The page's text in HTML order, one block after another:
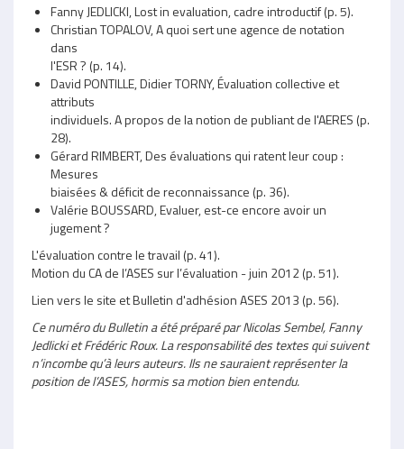
Fanny JEDLICKI, Lost in evaluation, cadre introductif (p. 5).
Christian TOPALOV, A quoi sert une agence de notation
dans
l'ESR ? (p. 14).
David PONTILLE, Didier TORNY, Évaluation collective et
attributs
individuels. A propos de la notion de publiant de l'AERES (p.
28).
Gérard RIMBERT, Des évaluations qui ratent leur coup :
Mesures
biaisées & déficit de reconnaissance (p. 36).
Valérie BOUSSARD, Evaluer, est-ce encore avoir un
jugement ?
L'évaluation contre le travail (p. 41).
Motion du CA de l’ASES sur l’évaluation - juin 2012 (p. 51).
Lien vers le site et Bulletin d'adhésion ASES 2013 (p. 56).
Ce numéro du Bulletin a été préparé par Nicolas Sembel, Fanny
Jedlicki et Frédéric Roux. La responsabilité des textes qui suivent
n’incombe qu’à leurs auteurs. Ils ne sauraient représenter la
position de l’ASES, hormis sa motion bien entendu.